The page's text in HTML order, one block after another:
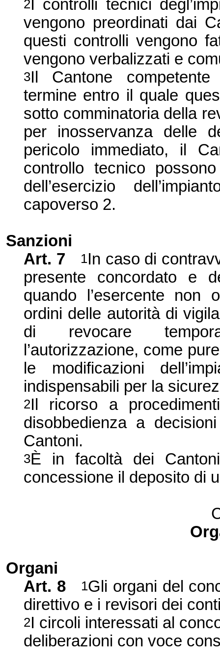
2 I controlli tecnici
vengono preordinati dai
questi controlli vengono
vengono verbalizzati e
3Il Cantone
termine entro il quale
sotto comminatoria della
per inosservanza delle
pericolo immediato, il
controllo tecnico
dell’esercizio
capoverso 2.
Sanzioni
Art. 7
1In caso di
presente concordato e
quando l’esercente non
ordini delle autorità di
di revocare
l’autorizzazione, come
le modificazioni
indispensabili per la
2Il ricorso a
disobbedienza a
Cantoni.
3È in facoltà dei
concessione il deposito di
Organi
Art. 8
1Gli organi del
direttivo e i revisori dei
2I circoli interessati al
deliberazioni con voce